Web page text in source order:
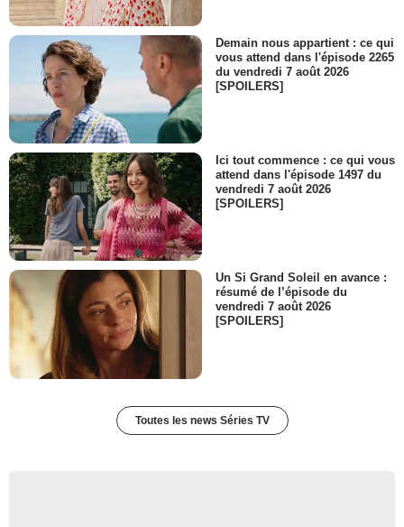
Demain nous appartient : ce qui
vous attend dans l'épisode 2265
du vendredi 7 août 2026
[SPOILERS]
Ici tout commence : ce qui vous
attend dans l'épisode 1497 du
vendredi 7 août 2026
[SPOILERS]
Un Si Grand Soleil en avance :
résumé de l’épisode du
vendredi 7 août 2026
[SPOILERS]
Toutes les news Séries TV